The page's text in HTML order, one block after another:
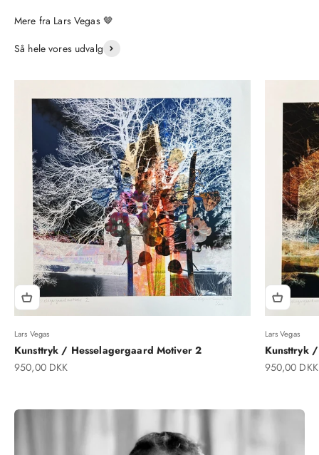
Så hele vores udvalg
Lars Vegas
Kunsttryk / Hesselagergaard Motiver 2
Salgspris
950,00 DKK
Lars Vegas
Kunsttryk
Salgspris
950,00 DKK